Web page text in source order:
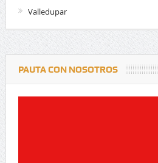
Valledupar
PAUTA CON NOSOTROS